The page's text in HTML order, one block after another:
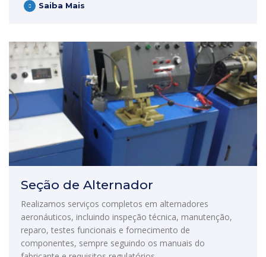
Saiba Mais
Seção de Alternador
Realizamos serviços completos em alternadores
aeronáuticos, incluindo inspeção técnica, manutenção,
reparo, testes funcionais e fornecimento de
componentes, sempre seguindo os manuais do